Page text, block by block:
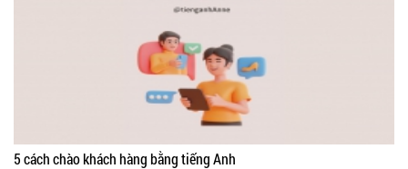
5 cách chào khách hàng bằng tiếng Anh